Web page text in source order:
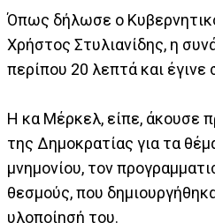
Όπως δήλωσε ο
Χρήστος Στυλιανίδης, η
περίπου 20 λεπτά και έγινε
Η κα Μέρκελ, είπε, άκουσε
της Δημοκρατίας για τα
μνημονίου, τον
θεσμούς, που
υλοποίησή του.